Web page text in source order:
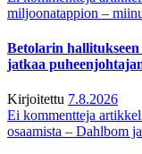
miljoonatappion –
Betolarin hallitukseen
jatkaa
Kirjoitettu 7.8.2026
Ei kommentteja
osaamista – Dahlbom